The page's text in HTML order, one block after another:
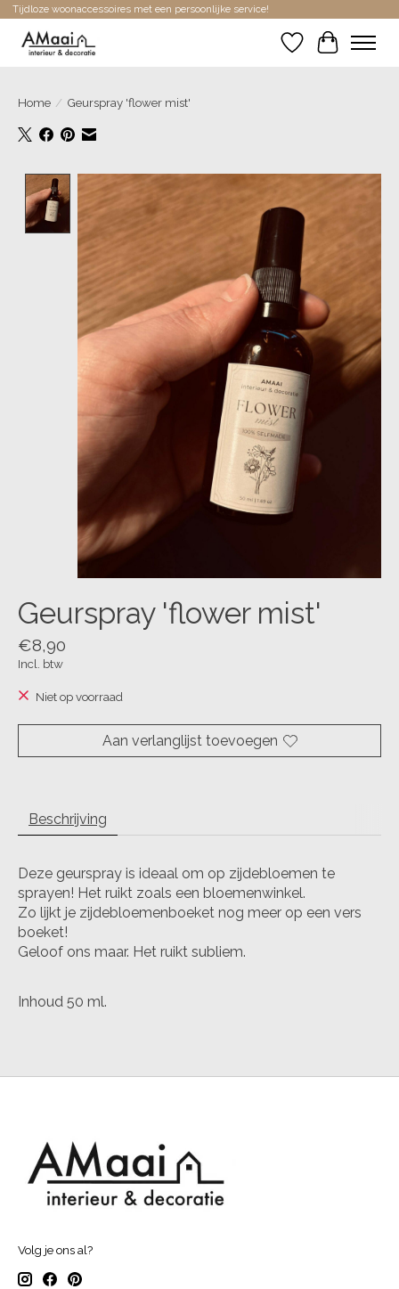
Tijdloze woonaccessoires met een persoonlijke service!
Verlanglijst
Home / Geurspray 'flower mist'
Product image slideshow Items
Geurspray 'flower mist'
€8,90
Incl. btw
Niet op voorraad
Aan verlanglijst toevoegen
Beschrijving
Deze geurspray is ideaal om op zijdebloemen te
sprayen! Het ruikt zoals een bloemenwinkel.
Zo lijkt je zijdebloemenboeket nog meer op een vers
boeket!
Geloof ons maar. Het ruikt subliem.
Inhoud 50 ml.
Volg je ons al?